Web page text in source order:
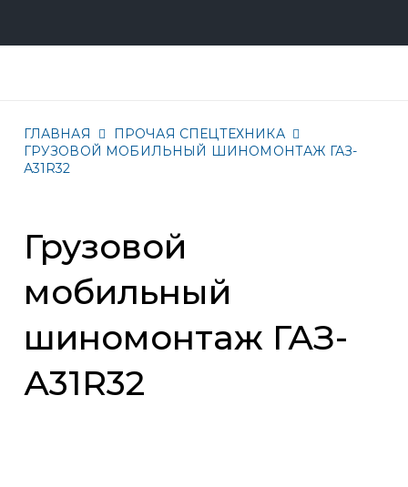
ГЛАВНАЯ
ПРОЧАЯ СПЕЦТЕХНИКА
ГРУЗОВОЙ МОБИЛЬНЫЙ ШИНОМОНТАЖ ГАЗ-
А31R32
Грузовой
мобильный
шиномонтаж ГАЗ-
А31R32